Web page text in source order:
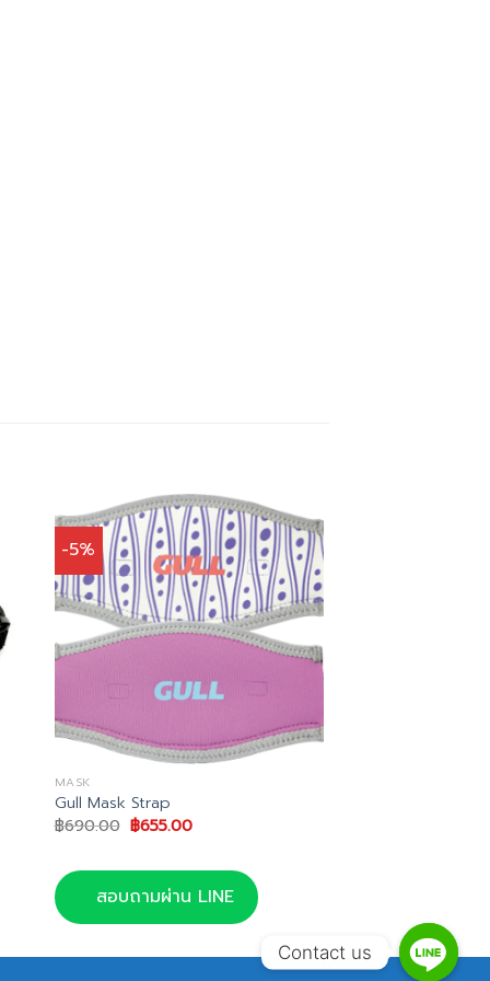
-5%
MASK
Gull Mask Strap
฿690.00 Original
price
฿690.00.
฿655.00Current
฿655.00.
สอบถามผ่าน LINE
Contact us